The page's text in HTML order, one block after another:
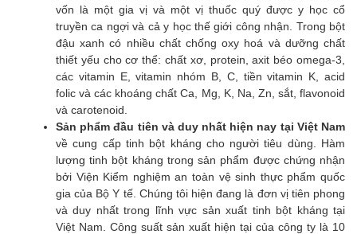
vốn là một gia vị và một vị thuốc quý được y học cổ
truyền ca ngợi và cả y học thế giới công nhận. Trong bột
đậu xanh có nhiều chất chống oxy hoá và dưỡng chất
thiết yếu cho cơ thể: chất xơ, protein, axit béo omega-3,
các vitamin E, vitamin nhóm B, C, tiền vitamin K, acid
folic và các khoáng chất Ca, Mg, K, Na, Zn, sắt, flavonoid
và carotenoid.
Sản phẩm đầu tiên và duy nhất hiện nay tại Việt Nam
về cung cấp tinh bột kháng cho người tiêu dùng. Hàm
lượng tinh bột kháng trong sản phẩm được chứng nhận
bởi Viện Kiểm nghiệm an toàn vệ sinh thực phẩm quốc
gia của Bộ Y tế. Chúng tôi hiện đang là đơn vị tiên phong
và duy nhất trong lĩnh vực sản xuất tinh bột kháng tại
Việt Nam. Công suất sản xuất hiện tại của công ty là 10